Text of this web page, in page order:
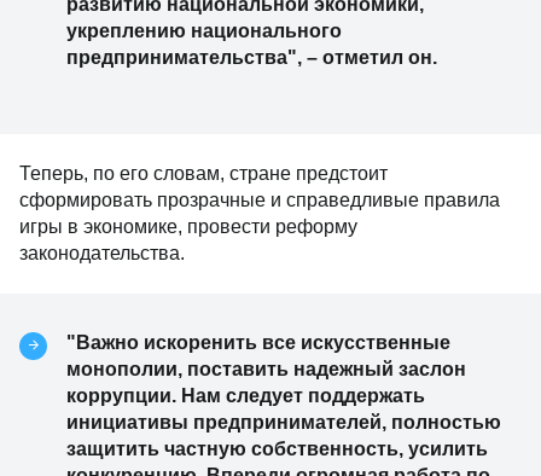
развитию национальной экономики,
укреплению национального
предпринимательства", – отметил он.
Теперь, по его словам, стране предстоит
сформировать прозрачные и справедливые правила
игры в экономике, провести реформу
законодательства.
"Важно искоренить все искусственные
монополии, поставить надежный заслон
коррупции. Нам следует поддержать
инициативы предпринимателей, полностью
защитить частную собственность, усилить